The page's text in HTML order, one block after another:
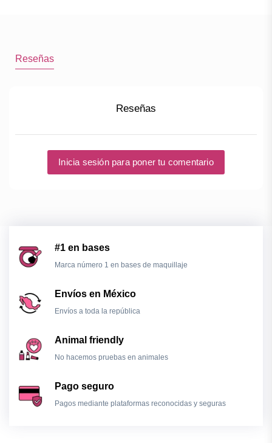
Reseñas
Reseñas
Inicia sesión para poner tu comentario
#1 en bases
Marca número 1 en bases de maquillaje
Envíos en México
Envíos a toda la república
Animal friendly
No hacemos pruebas en animales
Pago seguro
Pagos mediante plataformas reconocidas y seguras